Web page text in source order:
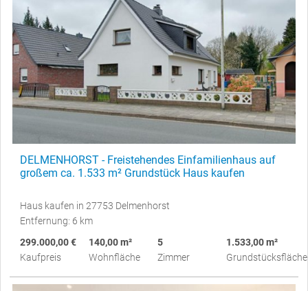
DELMENHORST - Freistehendes Einfamilienhaus auf
großem ca. 1.533 m² Grundstück Haus kaufen
Haus kaufen in 27753 Delmenhorst
Entfernung: 6 km
299.000,00 €
Kaufpreis
140,00 m²
Wohnfläche
5
Zimmer
1.533,00 m²
Grundstücksfläche